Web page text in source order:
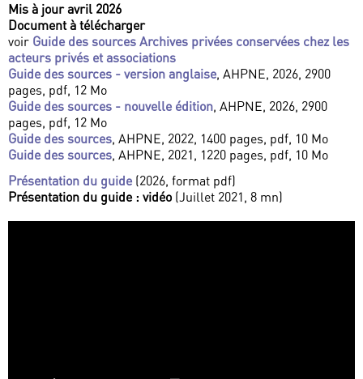
Mis à jour avril 2026
Document à télécharger
voir Guide des sources Archives privées conservées chez les
acteurs privés et associations
Guide des sources - version anglaise, AHPNE, 2026, 2900
pages, pdf, 12 Mo
Guide des sources - nouvelle édition, AHPNE, 2026, 2900
pages, pdf, 12 Mo
Guide des sources, AHPNE, 2022, 1400 pages, pdf, 10 Mo
Guide des sources, AHPNE, 2021, 1220 pages, pdf, 10 Mo
Présentation du guide (2026, format pdf)
Présentation du guide : vidéo (Juillet 2021, 8 mn)